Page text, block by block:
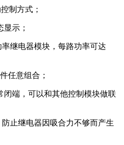
制方式；
示；
继电器模块，每路功率可达
任意组合；
闭端，可以和其他控制模块做联
止继电器因吸合力不够而产生